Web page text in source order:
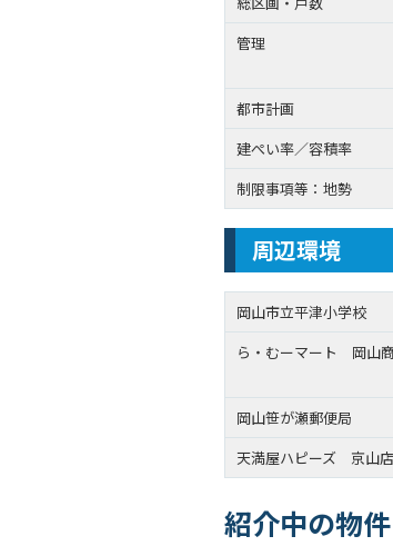
管理
都市計画
建ぺい率／容積率
制限事項等：地勢
周辺環境
岡山市立平津小学校
ら・むーマート 岡山
岡山笹が瀬郵便局
天満屋ハピーズ 京山店
紹介中の物件